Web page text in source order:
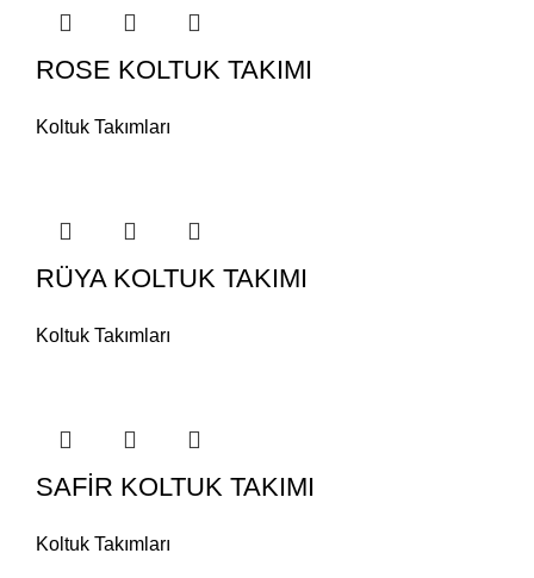
ROSE KOLTUK TAKIMI
Koltuk Takımları
RÜYA KOLTUK TAKIMI
Koltuk Takımları
SAFİR KOLTUK TAKIMI
Koltuk Takımları